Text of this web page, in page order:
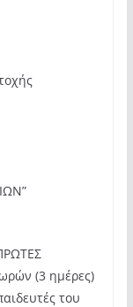
(3 ημέρες)
του